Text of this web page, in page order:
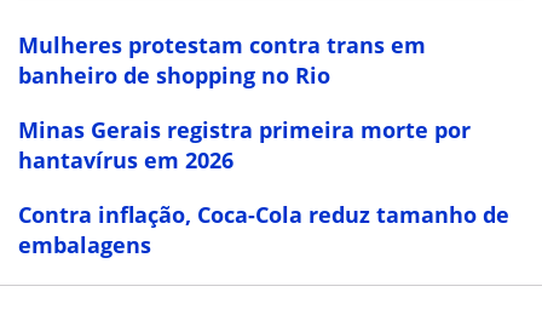
Mulheres protestam contra trans em
banheiro de shopping no Rio
Minas Gerais registra primeira morte por
hantavírus em 2026
Contra inflação, Coca-Cola reduz tamanho de
embalagens